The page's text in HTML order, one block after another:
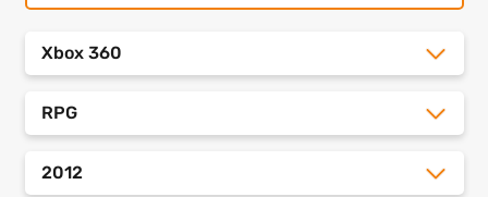
Xbox 360
RPG
2012